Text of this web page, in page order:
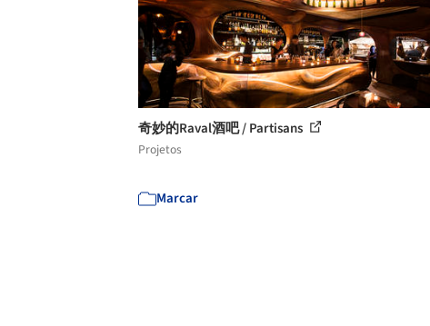
奇妙的Raval酒吧 / Partisans
Projetos
Marcar